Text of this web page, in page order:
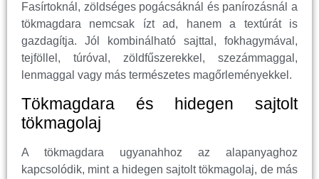
Fasírtoknál, zöldséges pogácsáknál és panírozásnál a
tökmagdara nemcsak ízt ad, hanem a textúrát is
gazdagítja. Jól kombinálható sajttal, fokhagymával,
tejföllel, túróval, zöldfűszerekkel, szezámmaggal,
lenmaggal vagy más természetes magőrleményekkel.
Tökmagdara és hidegen sajtolt
tökmagolaj
A tökmagdara ugyanahhoz az alapanyaghoz
kapcsolódik, mint a hidegen sajtolt tökmagolaj, de más